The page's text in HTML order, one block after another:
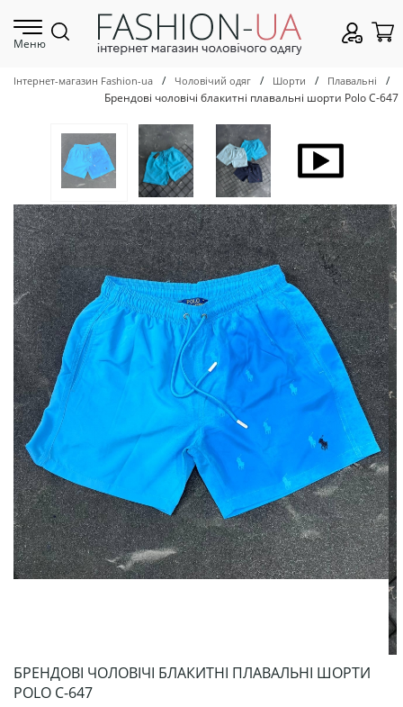
Меню
Інтернет-магазин Fashion-ua / Чоловічий одяг / Шорти / Плавальні
/
Брендові чоловічі блакитні плавальні шорти Polo С-647
БРЕНДОВІ ЧОЛОВІЧІ БЛАКИТНІ ПЛАВАЛЬНІ ШОРТИ
POLO С-647